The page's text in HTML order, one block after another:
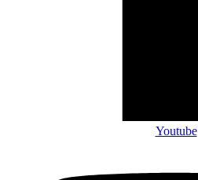
Youtube